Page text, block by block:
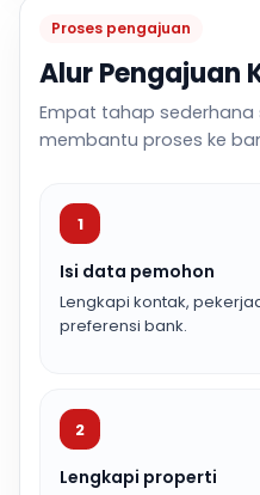
Proses pengajuan
Alur Pengajuan
Empat tahap sederhana
membantu proses ke
1
Isi data pemohon
Lengkapi kontak,
preferensi bank.
2
Lengkapi properti